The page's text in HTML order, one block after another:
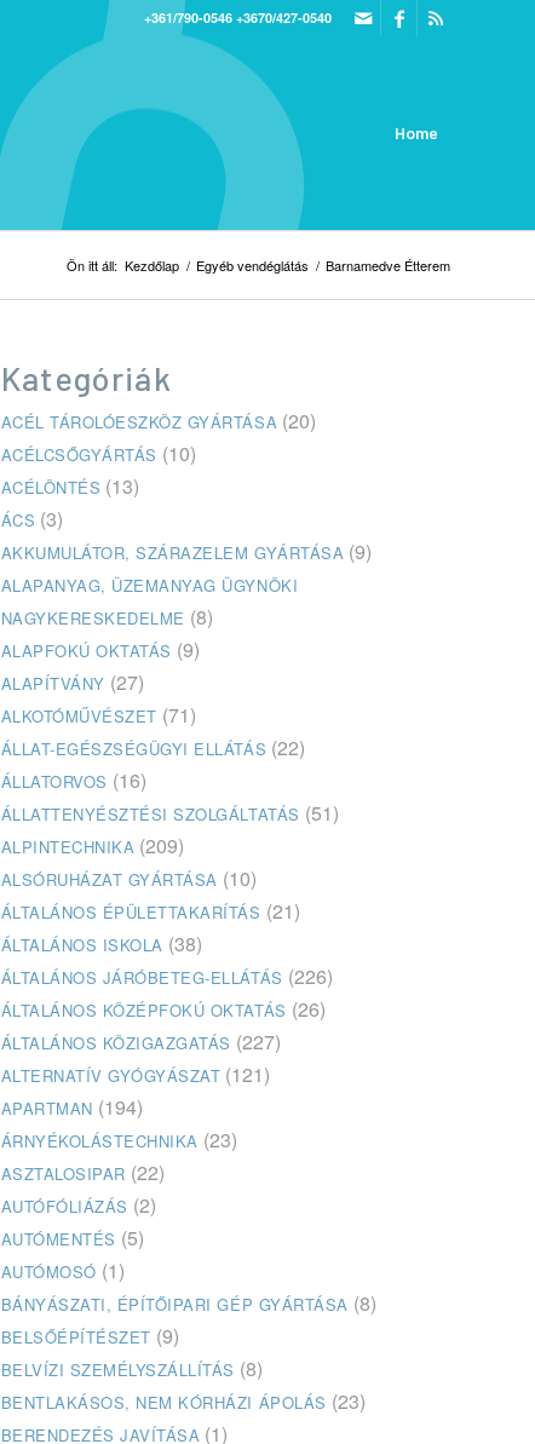
+361/790-0546 +3670/427-0540
Home
Ön itt áll: Kezdőlap / Egyéb vendéglátás / Barnamedve Étterem
Kategóriák
ACÉL TÁROLÓESZKÖZ GYÁRTÁSA (20)
ACÉLCSŐGYÁRTÁS (10)
ACÉLÖNTÉS (13)
ÁCS (3)
AKKUMULÁTOR, SZÁRAZELEM GYÁRTÁSA (9)
ALAPANYAG, ÜZEMANYAG ÜGYNÖKI
NAGYKERESKEDELME (8)
ALAPFOKÚ OKTATÁS (9)
ALAPÍTVÁNY (27)
ALKOTÓMŰVÉSZET (71)
ÁLLAT-EGÉSZSÉGÜGYI ELLÁTÁS (22)
ÁLLATORVOS (16)
ÁLLATTENYÉSZTÉSI SZOLGÁLTATÁS (51)
ALPINTECHNIKA (209)
ALSÓRUHÁZAT GYÁRTÁSA (10)
ÁLTALÁNOS ÉPÜLETTAKARÍTÁS (21)
ÁLTALÁNOS ISKOLA (38)
ÁLTALÁNOS JÁRÓBETEG-ELLÁTÁS (226)
ÁLTALÁNOS KÖZÉPFOKÚ OKTATÁS (26)
ÁLTALÁNOS KÖZIGAZGATÁS (227)
ALTERNATÍV GYÓGYÁSZAT (121)
APARTMAN (194)
ÁRNYÉKOLÁSTECHNIKA (23)
ASZTALOSIPAR (22)
AUTÓFÓLIÁZÁS (2)
AUTÓMENTÉS (5)
AUTÓMOSÓ (1)
BÁNYÁSZATI, ÉPÍTŐIPARI GÉP GYÁRTÁSA (8)
BELSŐÉPÍTÉSZET (9)
BELVÍZI SZEMÉLYSZÁLLÍTÁS (8)
BENTLAKÁSOS, NEM KÓRHÁZI ÁPOLÁS (23)
BERENDEZÉS JAVÍTÁSA (1)